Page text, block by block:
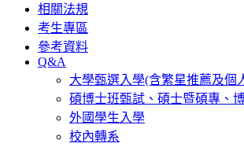
相關法規
考生專區
參考資料
Q&A
大學甄選入學(含繁星推薦及個
碩博士班甄試、碩士暨碩專、
外國學生入學
校內轉系